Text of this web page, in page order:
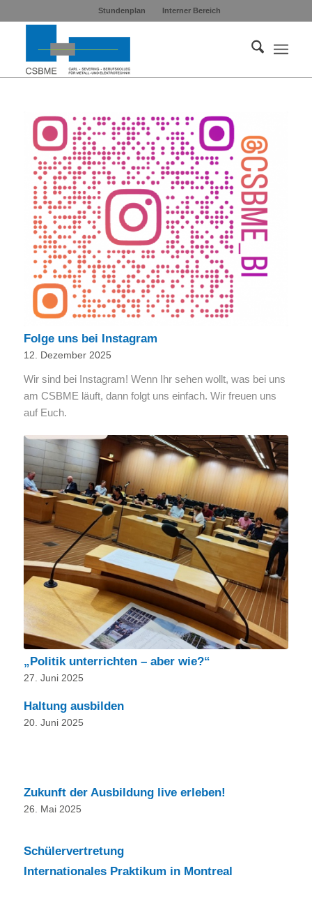
Stundenplan Interner Bereich
Folge uns bei Instagram
12. Dezember 2025
Wir sind bei Instagram! Wenn Ihr sehen wollt, was bei uns
am CSBME läuft, dann folgt uns einfach. Wir freuen uns
auf Euch.
„Politik unterrichten – aber wie?“
27. Juni 2025
Haltung ausbilden
20. Juni 2025
Zukunft der Ausbildung live erleben!
26. Mai 2025
Schülervertretung
Internationales Praktikum in Montreal